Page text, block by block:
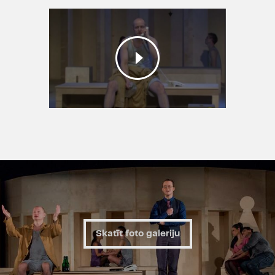
profesionālajos Čehijas teātros,
vismaz 11 profesionālajos Polijas
teātros (skaits pastāvīgi palielinās),
dažādos amatierteātros gan
Čehijā, gan Polijā, 6 Vācijas
profesionālajos teātros, vācu
valodā spēlēta Šveicē un Austrijā.
Bulgārijā, Holandē, Horvātijā,
Slovēnijā, Moldāvijā, Latvijā un
Slovākijā. Luga skatuves lasījuma
formā realizēta Spānijas, Anglijas
un Ziemeļīrijas profesionālajos
teātros. Čehijā un Polijā tapuši
lugas iestudējumi TV.
Skatīt foto galeriju